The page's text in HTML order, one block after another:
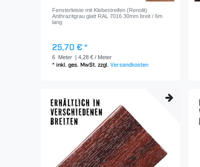
Fensterleiste mit Klebestreifen (Renolit)
Anthrazitgrau glatt RAL 7016 30mm breit / 6m
lang
25,70 € *
6 Meter | 4,28 € / Meter
*inkl. ges. MwSt. zzgl.Versandkosten